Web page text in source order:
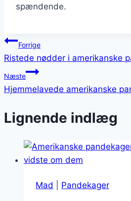
spændende.
Indlægsnavigation
Forrige
Ristede nødder i amerikanske
Næste
Hjemmelavede amerikanske
Lignende indlæg
Mad Pandekager